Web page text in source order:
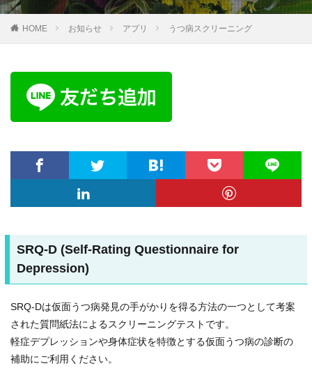
HOME お知らせ アプリ うつ病スクリーニング
SRQ-D (Self-Rating Questionnaire for
Depression)
SRQ-Dは仮面うつ病発見の手がかりを得る方法の一つとして考案
された質問紙法によるスクリーニングテストです。
軽症デプレッションや身体症状を特徴とする仮面うつ病の診断の
補助にご利用ください。